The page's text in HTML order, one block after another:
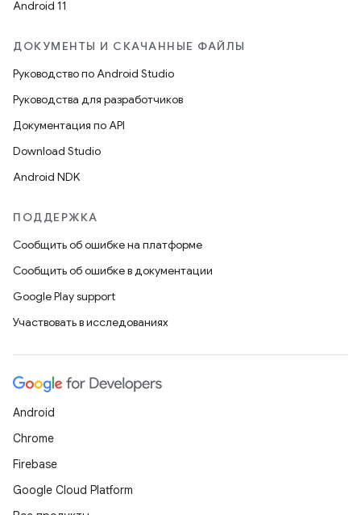
Android 11
ДОКУМЕНТЫ И СКАЧАННЫЕ ФАЙЛЫ
Руководство по Android Studio
Руководства для разработчиков
Документация по API
Download Studio
Android NDK
ПОДДЕРЖКА
Сообщить об ошибке на платформе
Сообщить об ошибке в документации
Google Play support
Участвовать в исследованиях
Android
Chrome
Firebase
Google Cloud Platform